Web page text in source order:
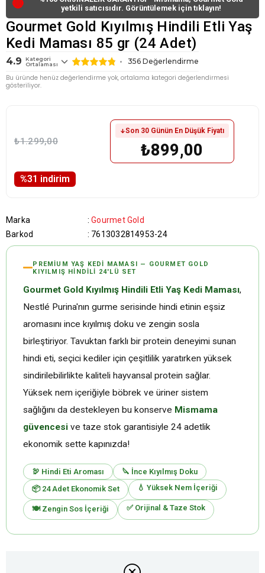
🔴
yetkili satıcısıdır. Görüntülemek için tıklayın!
Gourmet Gold Kıyılmış Hindili Etli Yaş
Kedi Maması 85 gr (24 Adet)
4.9
Kategori
Ortalaması
356 Değerlendirme
Bu üründe henüz değerlendirme yok, ortalama kategori değerlendirmesi
gösteriliyor.
%31 i̇ndirim
₺1.299,00
Son 30 Günün En Düşük Fiyatı
₺899,00
Marka : Gourmet Gold
Barkod
: 7613032814953-24
PREMIUM YAŞ KEDI MAMASI — GOURMET GOLD
KIYILMIŞ HINDILI 24'LÜ SET
Gourmet Gold Kıyılmış Hindili Etli Yaş Kedi Maması,
Nestlé Purina'nın gurme serisinde hindi etinin eşsiz
aromasını ince kıyılmış doku ve zengin sosla
birleştiriyor. Tavuktan farklı bir protein deneyimi sunan
hindi eti, seçici kediler için çeşitlilik yaratırken yüksek
sindirilebilirlikte kaliteli hayvansal protein sağlar.
Yüksek nem içeriğiyle böbrek ve üriner sistem
sağlığını da destekleyen bu konserve Mismama
güvencesi ve taze stok garantisiyle 24 adetlik
ekonomik sette kapınızda!
🦃 Hindi Eti Aroması
🔪 İnce Kıyılmış Doku
📦 24 Adet Ekonomik Set
💧 Yüksek Nem İçeriği
🍽️ Zengin Sos İçeriği ✅ Orijinal & Taze Stok